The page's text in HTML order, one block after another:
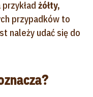
żółty,
przypadków to
należy udać się do